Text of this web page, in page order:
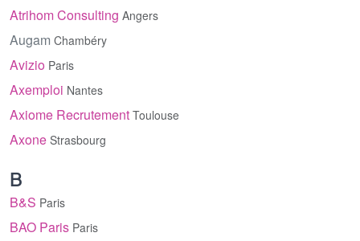
Atrihom Consulting Angers
Augam Chambéry
Avizio Paris
Axemploi Nantes
Axiome Recrutement Toulouse
Axone Strasbourg
B
B&S Paris
BAO Paris Paris